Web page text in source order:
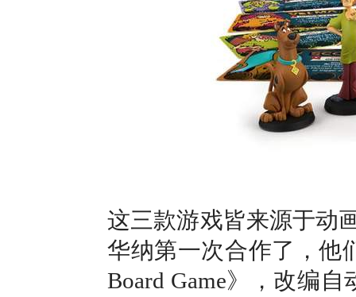
这三款游戏皆来源于动
华纳第一次合作了，他
Board Game》，改编